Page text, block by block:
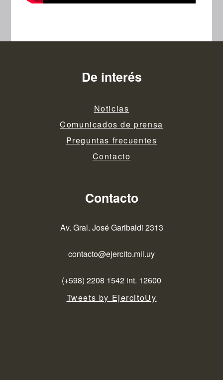
De interés
Noticias
Comunicados de prensa
Preguntas frecuentes
Contacto
Contacto
Av. Gral. José Garibaldi 2313
contacto@ejercito.mil.uy
(+598) 2208 1542 int. 12600
Tweets by EjercitoUy